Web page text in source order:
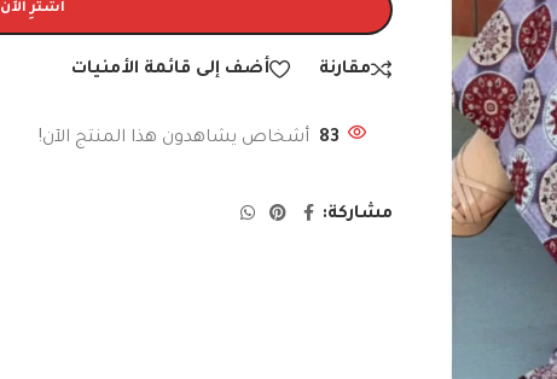
اشترِ الآن
مقارنة أضف إلى قائمة الأمنيات
83 أشخاص يشاهدون هذا المنتج الآن!
مشاركة: